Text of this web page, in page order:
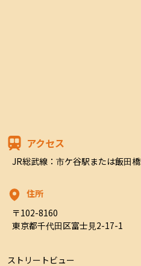
アクセス
JR総武線：市ケ谷駅または飯田
住所
〒102-8160
東京都千代田区富士見2-17-1
ストリートビュー